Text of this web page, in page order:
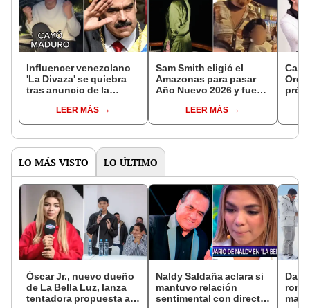
Influencer venezolano
'La Divaza' se quiebra
tras anuncio de la
Maduro: "He esperado
toda mi vida este
LEER MÁS
Sam Smith eligió el
Amazonas para pasar
Año Nuevo 2026 y fue
CuscoLEER MÁS
de
LO MÁS VISTO LO ÚLTIMO
Óscar Jr., nuevo dueño
de La Bella Luz, lanza
tentadora propuesta a
Naldy Saldaña aclara si
mantuvo relación
sentimental con director